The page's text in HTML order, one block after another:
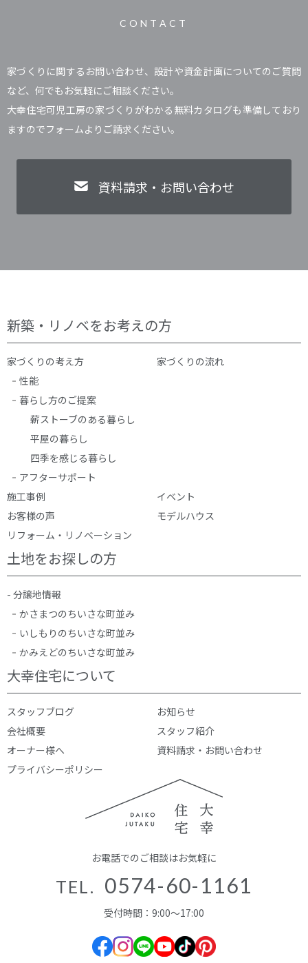
CONTACT
家づくりに関するお問い合わせ、設計や資金計画についてのご質問
など、何でもお気軽にご相談ください。
大幸住宅可児工房の家づくりがわかる無料カタログも準備しており
ますのでフォームよりご請求ください。
資料請求・お問い合わせ
お電話でのご相談はお気軽に
TEL. 0574-60-1161
受付時間：9:00～17:00
新築・リノベをお考えの方
家づくりの考え方
性能
暮らし方のご提案
薪ストーブのある暮らし
平屋の暮らし
四季を感じる暮らし
アフターサポート
家づくりの流れ
施工事例
イベント
お客様の声
モデルハウス
リフォーム・リノベーション
土地をお探しの方
- 分譲地情報
かさまつのちいさな町並み
いしもりのちいさな町並み
かみえどのちいさな町並み
大幸住宅について
スタッフブログ
お知らせ
会社概要
スタッフ紹介
オーナー様へ
資料請求・お問い合わせ
プライバシーポリシー